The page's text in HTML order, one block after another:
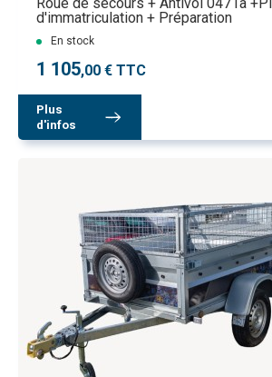
d'immatriculation + Préparation
En stock
1 105,00 € TTC
Plus
d'infos